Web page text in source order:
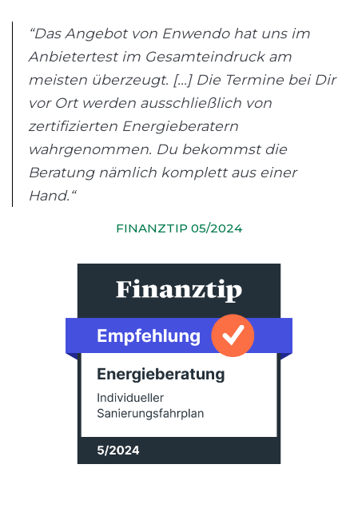
“Das Angebot von Enwendo hat uns im
Anbietertest im Gesamteindruck am
meisten überzeugt. [...] Die Termine bei Dir
vor Ort werden ausschließlich von
zertifizierten Energieberatern
wahrgenommen. Du bekommst die
Beratung nämlich komplett aus einer
Hand.“
FINANZTIP 05/2024